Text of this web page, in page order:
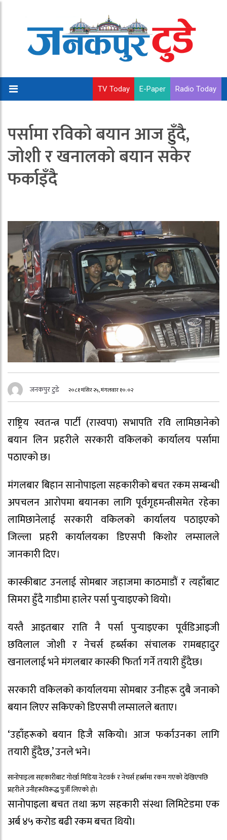
TV Today E-Paper Radio Today
पर्सामा रविको बयान आज हुँदै,
जोशी र खनालको बयान सकेर
फर्काइँदै
जनकपुर टुडे २०८१ मंसिर २५, मंगलवार १०:०२
राष्ट्रिय स्वतन्त्र पार्टी (रास्वपा) सभापति रवि लामिछानेको
बयान लिन प्रहरीले सरकारी वकिलको कार्यालय पर्सामा
पठाएको छ।
मंगलबार बिहान सानोपाइला सहकारीको बचत रकम सम्बन्धी
अपचलन आरोपमा बयानका लागि पूर्वगृहमन्त्रीसमेत रहेका
लामिछानेलाई सरकारी वकिलको कार्यालय पठाइएको
जिल्ला प्रहरी कार्यालयका डिएसपी किशोर लम्सालले
जानकारी दिए।
कास्कीबाट उनलाई सोमबार जहाजमा काठमाडौं र त्यहाँबाट
सिमरा हुँदै गाडीमा हालेर पर्सा पुर्‍याइएको थियो।
यस्तै आइतबार राति नै पर्सा पुर्‍याइएका पूर्वडिआइजी
छविलाल जोशी र नेचर्स हर्ब्‍सका संचालक रामबहादुर
खनाललाई भने मंगलबार कास्की फिर्ता गर्ने तयारी हुँदैछ।
सरकारी वकिलको कार्यालयमा सोमबार उनीहरू दुबै जनाको
बयान लिएर सकिएको डिएसपी लम्सालले बताए।
‘उहाँहरूको बयान हिजै सकियो। आज फर्काउनका लागि
तयारी हुँदैछ,’ उनले भने।
सानोपाइला सहकारीबाट गोर्खा मिडिया नेटवर्क र नेचर्स हर्ब्समा रकम गएको देखिएपछि
प्रहरीले उनीहरूविरूद्ध पुर्जी लिएको हो।
सानोपाइला बचत तथा ऋण सहकारी संस्था लिमिटेडमा एक
अर्ब ४५ करोड बढी रकम बचत थियो।